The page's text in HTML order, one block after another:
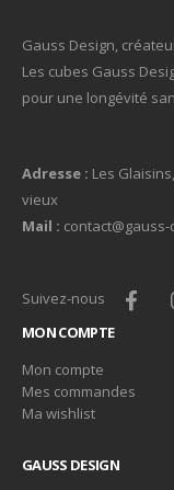
Gauss Design,
Les cubes Gauss
pour une longévité
Adresse : Les
vieux
Mail :
Suivez-nous
MON COMPTE
Mon compte
Mes commandes
Ma wishlist
GAUSS DESIGN